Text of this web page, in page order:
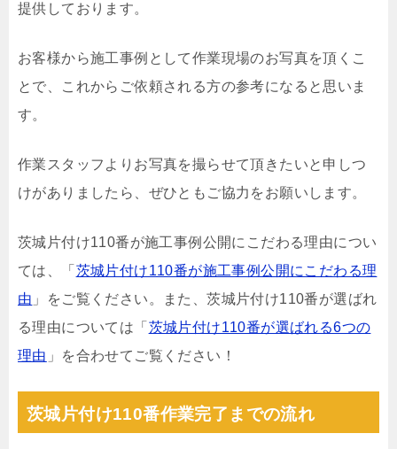
提供しております。
お客様から施工事例として作業現場のお写真を頂くこ
とで、これからご依頼される方の参考になると思いま
す。
作業スタッフよりお写真を撮らせて頂きたいと申しつ
けがありましたら、ぜひともご協力をお願いします。
茨城片付け110番が施工事例公開にこだわる理由につい
ては、「 茨城片付け110番が施工事例公開にこだわる理
由 」をご覧ください。また、茨城片付け110番が選ばれ
る理由については「 茨城片付け110番が選ばれる6つの
理由 」を合わせてご覧ください！
茨城片付け110番作業完了までの流れ